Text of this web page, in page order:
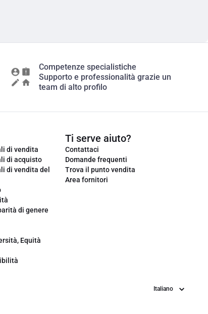
Competenze specialistiche
Supporto e professionalità grazie un
team di alto profilo
di vendita
di acquisto
di vendita del
di genere
Equità
Ti serve aiuto?
Contattaci
Domande frequenti
Trova il punto vendita
Area fornitori
Lingua